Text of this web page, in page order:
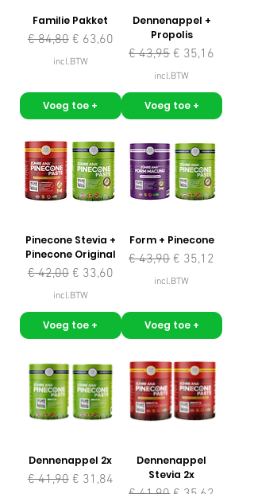
Familie Pakket
Normale prijs
€ 84,80 Verkoopprijs
€ 63,60
incl.BTW
Voeg toe +
Dennenappel +
Propolis
Normale prijs
€ 43,95 Verkoopprijs
€ 35,16
incl.BTW
Voeg toe +
Pinecone Stevia +
Pinecone Original
Normale prijs
€ 42,00 Verkoopprijs
€ 33,60
incl.BTW
Voeg toe +
Form + Pinecone
Normale prijs
€ 43,90 Verkoopprijs
€ 35,12
incl.BTW
Voeg toe +
Dennenappel 2x
Normale prijs
€ 41,90 Verkoopprijs
€ 31,84
Dennenappel
Stevia 2x